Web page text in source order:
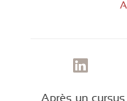
Après un